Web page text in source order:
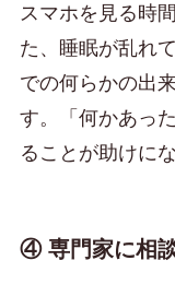
スマホを見る時
た、睡眠が乱れ
での何らかの出
す。「何かあっ
ることが助けに
④ 専門家に相